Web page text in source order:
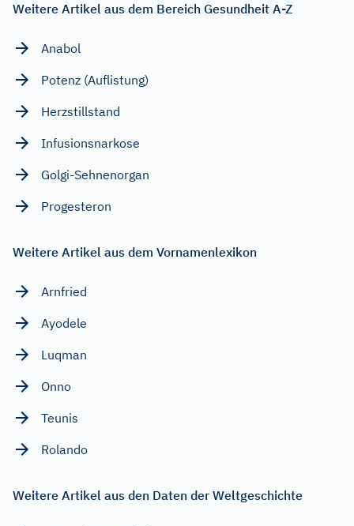
Weitere Artikel aus dem Bereich Gesundheit A-Z
Anabol
Potenz (Auflistung)
Herzstillstand
Infusionsnarkose
Golgi-Sehnenorgan
Progesteron
Weitere Artikel aus dem Vornamenlexikon
Arnfried
Ayodele
Luqman
Onno
Teunis
Rolando
Weitere Artikel aus den Daten der Weltgeschichte